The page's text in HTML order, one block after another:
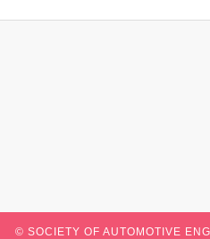
© SOCIETY OF AUTOMOTIVE